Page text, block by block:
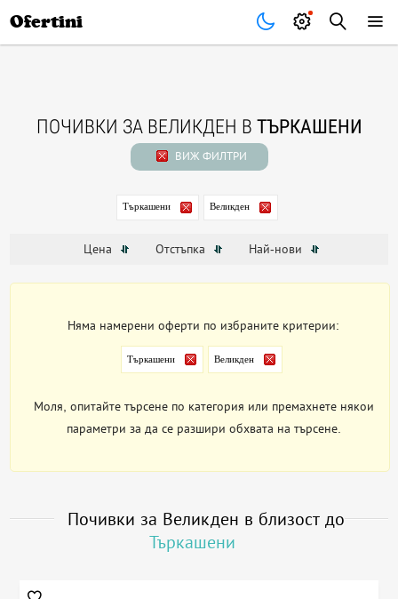
Ofertini
ПОЧИВКИ ЗА ВЕЛИКДЕН В ТЪРКАШЕНИ
ВИЖ ФИЛТРИ
Търкашени Великден
Цена Отстъпка Най-нови
Няма намерени оферти по избраните критерии:
Търкашени Великден
Моля, опитайте търсене по категория или премахнете някои
параметри за да се разшири обхвата на търсене.
Почивки за Великден в близост до
Търкашени